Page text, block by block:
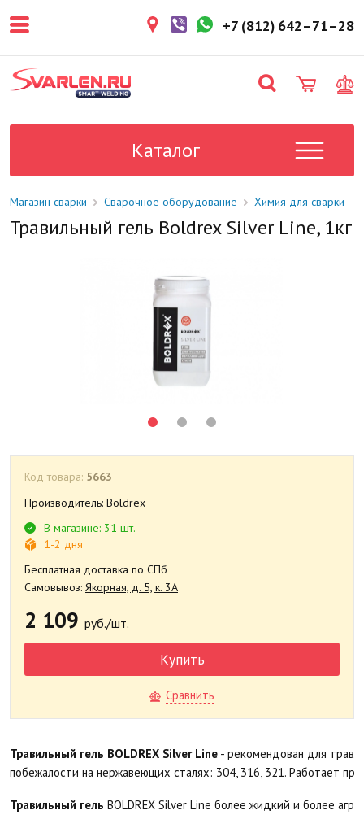
более 3 рабочих дней.
поставки в магазин: 1-2 рабочих
дня.
Данный товар отсутствует на
уточните у менеджера.
+7 (812) 642–71–28
Каталог
Магазин сварки Сварочное оборудование Химия для сварки
Травильный гель Boldrex Silver Line, 1кг
Код товара: 5663
Производитель: Boldrex
В магазине: 31 шт.
1-2 дня
Бесплатная доставка по СПб
Самовывоз: Якорная, д. 5, к. 3А
2 109 руб./шт.
Купить
Сравнить
Травильный гель BOLDREX Silver Line - рекомендован для
побежалости на нержавеющих сталях: 304, 316, 321. Работает
Травильный гель BOLDREX Silver Line более жидкий и более